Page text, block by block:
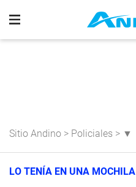
Sitio Andino > Policiales > ▼
LO TENÍA EN UNA MOCHILA